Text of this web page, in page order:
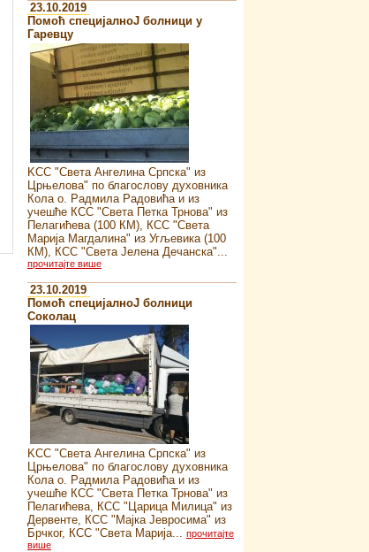
23.10.2019
Помоћ специјалноJ болници у
Гаревцу
KСС "Света Ангелина Српска" из
Црњелова" по благослову духовника
Кола о. Радмила Радовића и из
учешће КСС "Света Петка Трнова" из
Пелагићева (100 КМ), КСС "Света
Марија Магдалина" из Угљевика (100
КМ), КСС "Света Јелена Дечанска"...
прочитајте више
23.10.2019
Помоћ специјалноJ болници
Соколац
KСС "Света Ангелина Српска" из
Црњелова" по благослову духовника
Кола о. Радмила Радовића и из
учешће КСС "Света Петка Трнова" из
Пелагићева, КСС "Царица Милица" из
Дервенте, КСС "Мајка Јевросима" из
Брчког, КСС "Света Марија... прочитајте
више